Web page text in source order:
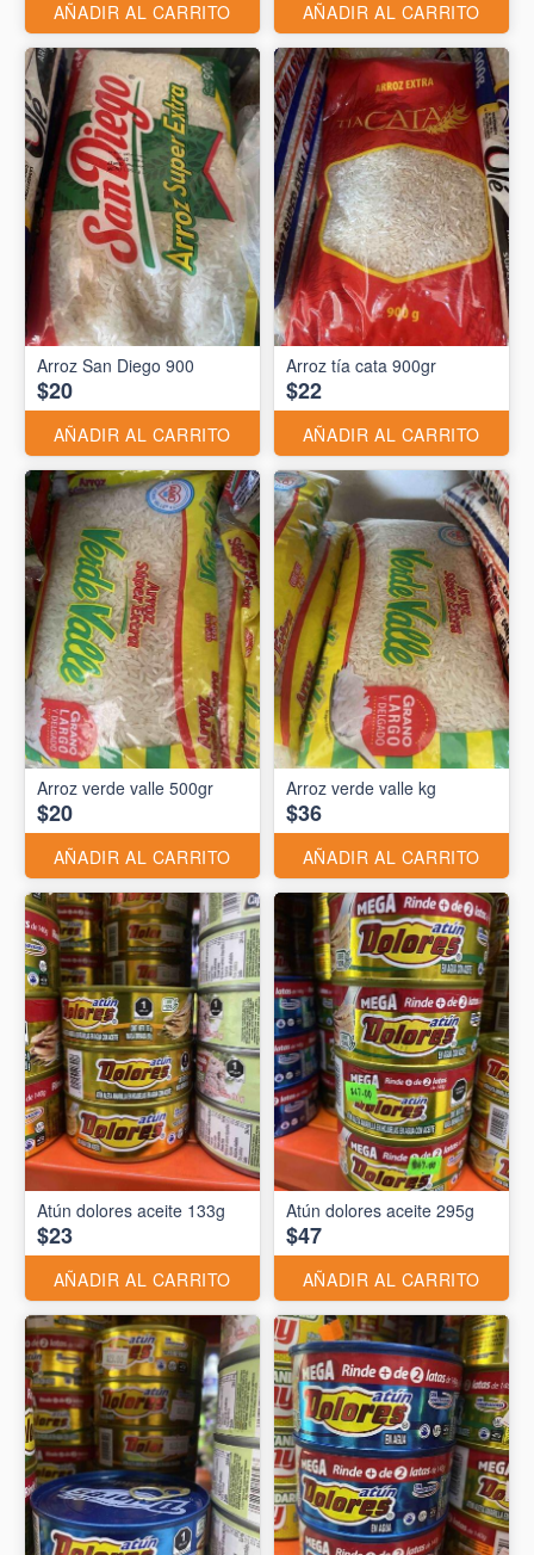
AÑADIR AL CARRITO AÑADIR AL CARRITO
Arroz San Diego 900
$20
AÑADIR AL CARRITO
Arroz tía cata 900gr
$22
AÑADIR AL CARRITO
Arroz verde valle 500gr
$20
AÑADIR AL CARRITO
Arroz verde valle kg
$36
AÑADIR AL CARRITO
Atún dolores aceite 133g
$23
AÑADIR AL CARRITO
Atún dolores aceite 295g
$47
AÑADIR AL CARRITO